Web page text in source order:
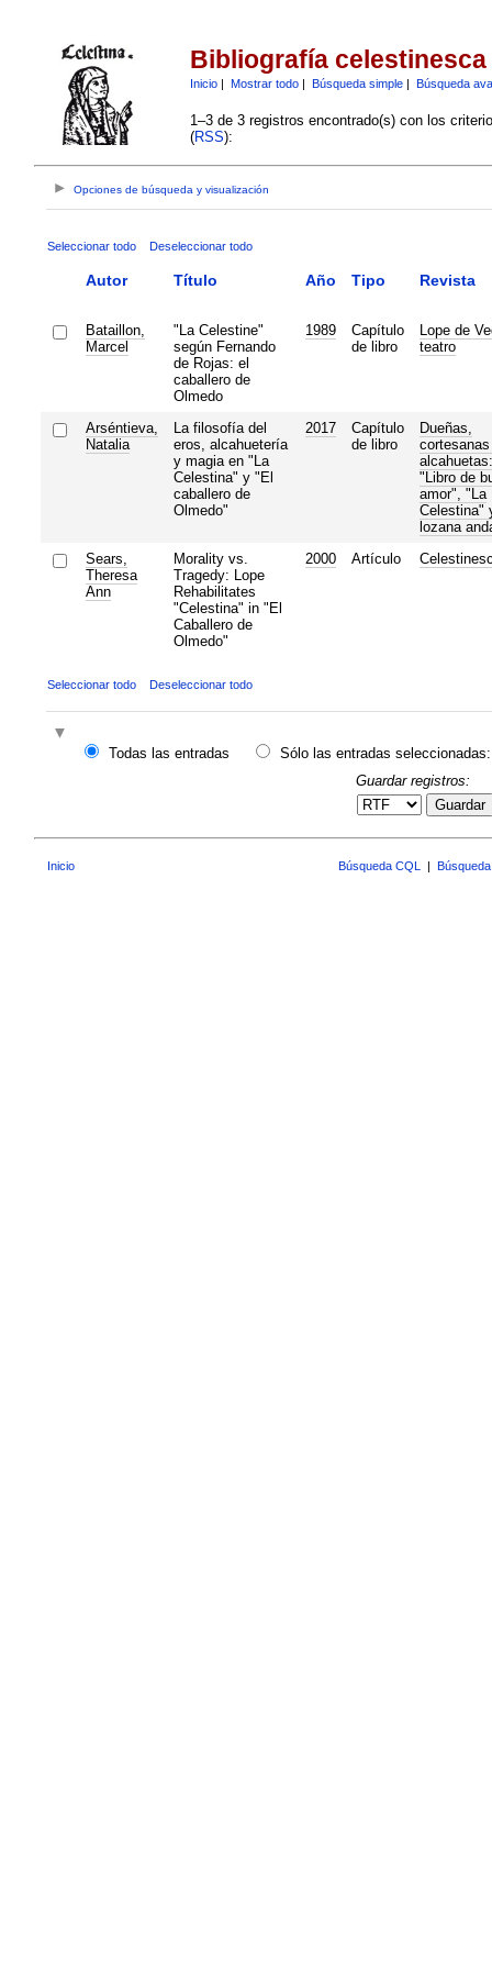
Bibliografía celestinesca
Inicio| Mostrar todo| Búsqueda simple| Búsqueda
1–3 de 3 registros encontrado(s) con los
(RSS):
Opciones de búsqueda y visualización
Seleccionar todo Deseleccionar todo
Autor Título Año Tipo Revista
Bataillon,
Marcel
"La Celestine"
según Fernando
de Rojas: el
caballero de
Olmedo
1989
Capítulo
de libro
Lope de
teatro
Arséntieva,
Natalia
La filosofía del
eros, alcahuetería
y magia en "La
Celestina" y "El
caballero de
Olmedo"
2017
Capítulo
de libro
Dueñas,
alcahuetas:
"Libro de
amor", "La
Celestina"
lozana
Sears,
Theresa
Ann
Morality vs.
Tragedy: Lope
Rehabilitates
"Celestina" in "El
Caballero de
Olmedo"
2000 Artículo
Seleccionar todo Deseleccionar todo
Todas las entradas
Sólo las entradas seleccionadas:
Guardar registros:
Guardar
Inicio Búsqueda CQL